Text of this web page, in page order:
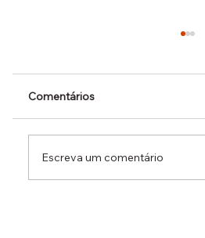
Comentários
Escreva um comentário